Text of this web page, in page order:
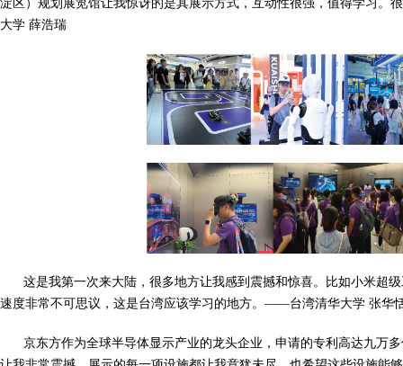
淀区）规划展览馆让我惊讶的是其展示方式，互动性很强，值得学习
大学 薛浩瑞
这是我第一次来大陆，很多地方让我感到震撼和惊喜。比如小米超
速度非常不可思议，这是台湾应该学习的地方。——台湾清华大学 张华
京东方作为全球半导体显示产业的龙头企业，申请的专利高达九万